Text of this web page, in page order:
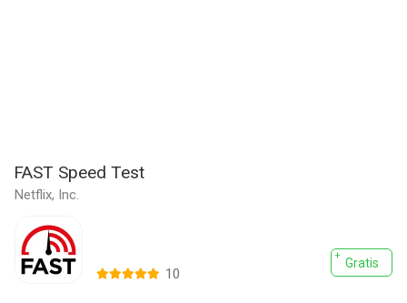
FAST Speed Test
Netflix, Inc.
Gratis
10